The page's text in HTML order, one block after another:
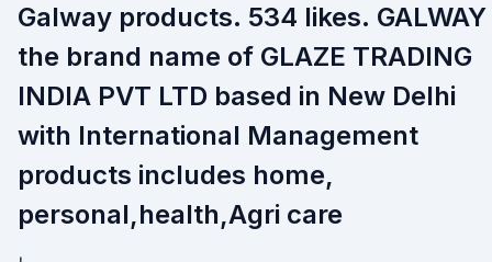
Galway products. 534 likes. GALWAY
the brand name of GLAZE TRADING
INDIA PVT LTD based in New Delhi
with International Management
products includes home,
personal,health,Agri care